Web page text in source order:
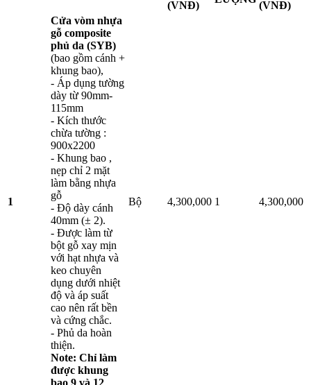
(VNĐ)
(VNĐ)
1
Cửa vòm nhựa
gỗ composite
phủ da (SYB)
(bao gồm cánh +
khung bao),
- Áp dụng tường
dày từ 90mm-
115mm
- Kích thước
chừa tường :
900x2200
- Khung bao ,
nẹp chỉ 2 mặt
làm bằng nhựa
gỗ
- Độ dày cánh
40mm (± 2).
- Được làm từ
bột gỗ xay mịn
với hạt nhựa và
keo chuyên
dụng dưới nhiệt
độ và áp suất
cao nên rất bền
và cứng chắc.
- Phủ da hoàn
thiện.
Note: Chỉ làm
được khung
Bộ 4,300,000 1 4,300,000